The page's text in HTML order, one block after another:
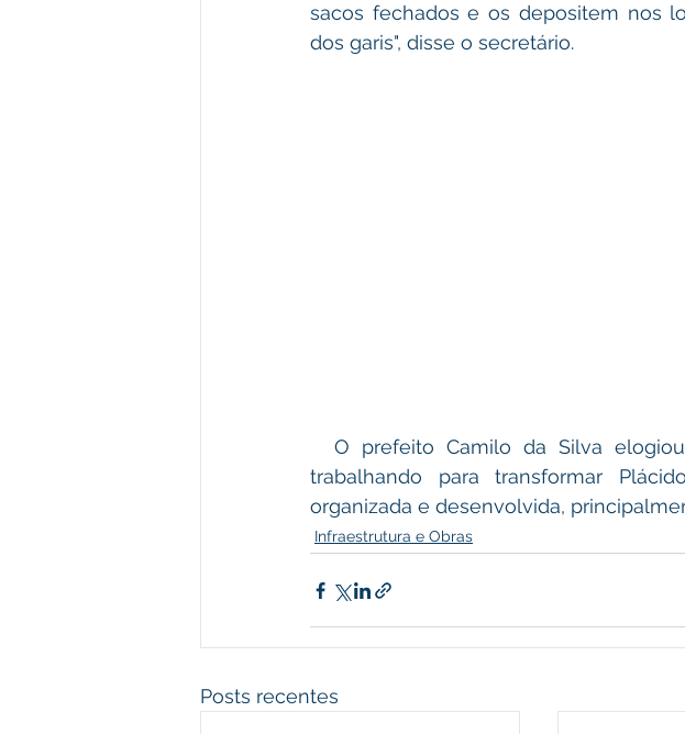
sacos fechados e os depositem nos
dos garis", disse o secretário.
trabalhando para transformar
organizada e desenvolvida,
Infraestrutura e Obras
Posts recentes